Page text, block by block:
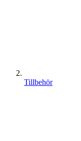
Tillbehör